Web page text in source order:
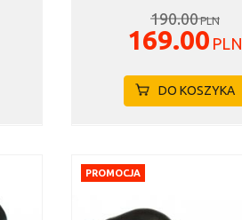
190.00PLN
169.00 PLN
DO KOSZYKA
PROMOCJA